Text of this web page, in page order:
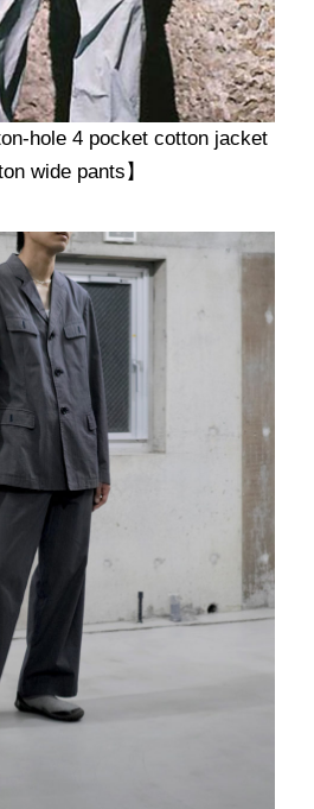
hole 4 pocket cotton jacket
wide pants 】